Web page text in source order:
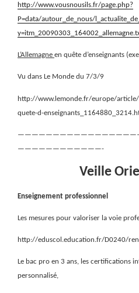
http://www.vousnousils.fr/page.php?
P=data/autour_de_nous/
L’Allemagne en quête d’enseignants
Vu dans Le Monde du 7/3/9
http://www.lemonde.fr/europe/
quete-d-
————————————-
Veille
Enseignement professionnel
Les mesures pour valoriser la voie
http://eduscol.education.fr/D0240/
Le bac pro en 3 ans, les certifications
personnalisé,